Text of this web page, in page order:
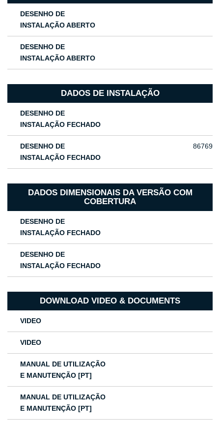
DESENHO DE
INSTALAÇÃO ABERTO
DESENHO DE
INSTALAÇÃO ABERTO
DADOS DE INSTALAÇÃO
DESENHO DE
INSTALAÇÃO FECHADO
DESENHO DE
INSTALAÇÃO FECHADO
86769
DADOS DIMENSIONAIS DA VERSÃO COM
COBERTURA
DESENHO DE
INSTALAÇÃO FECHADO
DESENHO DE
INSTALAÇÃO FECHADO
DOWNLOAD VIDEO & DOCUMENTS
VIDEO
VIDEO
MANUAL DE UTILIZAÇÃO
E MANUTENÇÃO [PT]
MANUAL DE UTILIZAÇÃO
E MANUTENÇÃO [PT]